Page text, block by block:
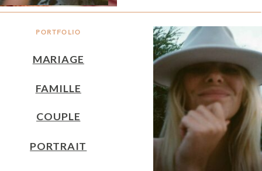
PORTFOLIO
MARIAGE
FAMILLE
COUPLE
PORTRAIT